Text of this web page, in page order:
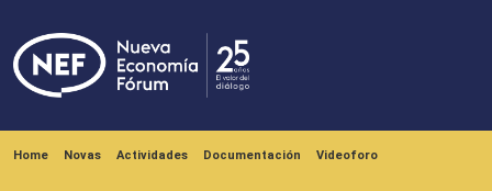
Home Novas Actividades Documentación Videoforo